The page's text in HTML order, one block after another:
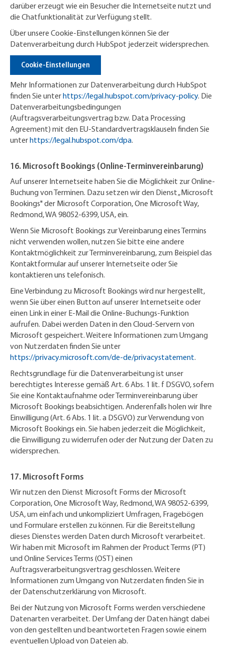
darüber erzeugt wie ein Besucher die Internetseite nutzt und
die Chatfunktionalität zur Verfügung stellt.
Über unsere Cookie-Einstellungen können Sie der
Datenverarbeitung durch HubSpot jederzeit widersprechen.
Cookie-Einstellungen
Mehr Informationen zur Datenverarbeitung durch HubSpot
finden Sie unter https://legal.hubspot.com/privacy-policy. Die
Datenverarbeitungsbedingungen
(Auftragsverarbeitungsvertrag bzw. Data Processing
Agreement) mit den EU-Standardvertragsklauseln finden Sie
unter https://legal.hubspot.com/dpa.
16. Microsoft Bookings (Online-Terminvereinbarung)
Auf unserer Internetseite haben Sie die Möglichkeit zur Online-
Buchung von Terminen. Dazu setzen wir den Dienst „Microsoft
Bookings" der Microsoft Corporation, One Microsoft Way,
Redmond, WA 98052-6399, USA, ein.
Wenn Sie Microsoft Bookings zur Vereinbarung eines Termins
nicht verwenden wollen, nutzen Sie bitte eine andere
Kontaktmöglichkeit zur Terminvereinbarung, zum Beispiel das
Kontaktformular auf unserer Internetseite oder Sie
kontaktieren uns telefonisch.
Eine Verbindung zu Microsoft Bookings wird nur hergestellt,
wenn Sie über einen Button auf unserer Internetseite oder
einen Link in einer E-Mail die Online-Buchungs-Funktion
aufrufen. Dabei werden Daten in den Cloud-Servern von
Microsoft gespeichert. Weitere Informationen zum Umgang
von Nutzerdaten finden Sie unter
https://privacy.microsoft.com/de-de/privacystatement.
Rechtsgrundlage für die Datenverarbeitung ist unser
berechtigtes Interesse gemäß Art. 6 Abs. 1 lit. f DSGVO, sofern
Sie eine Kontaktaufnahme oder Terminvereinbarung über
Microsoft Bookings beabsichtigen. Anderenfalls holen wir Ihre
Einwilligung (Art. 6 Abs. 1 lit. a DSGVO) zur Verwendung von
Microsoft Bookings ein. Sie haben jederzeit die Möglichkeit,
die Einwilligung zu widerrufen oder der Nutzung der Daten zu
widersprechen.
17. Microsoft Forms
Wir nutzen den Dienst Microsoft Forms der Microsoft
Corporation, One Microsoft Way, Redmond, WA 98052-6399,
USA, um einfach und unkompliziert Umfragen, Fragebögen
und Formulare erstellen zu können. Für die Bereitstellung
dieses Dienstes werden Daten durch Microsoft verarbeitet.
Wir haben mit Microsoft im Rahmen der Product Terms (PT)
und Online Services Terms (OST) einen
Auftragsverarbeitungsvertrag geschlossen. Weitere
Informationen zum Umgang von Nutzerdaten finden Sie in
der Datenschutzerklärung von Microsoft.
Bei der Nutzung von Microsoft Forms werden verschiedene
Datenarten verarbeitet. Der Umfang der Daten hängt dabei
von den gestellten und beantworteten Fragen sowie einem
eventuellen Upload von Dateien ab.